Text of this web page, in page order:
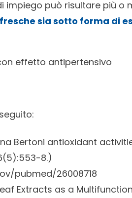
impiego può risultare più o
sia sotto forma di
effetto antipertensivo
Bertoni antioxidant
8.)
pubmed/26008718
Extracts as a